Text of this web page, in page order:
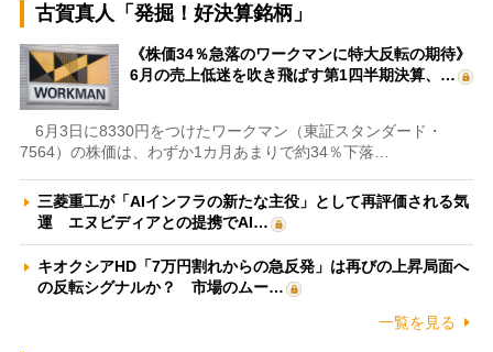
古賀真人「発掘！好決算銘柄」
《株価34％急落のワークマンに特大反転の期待》
6月の売上低迷を吹き飛ばす第1四半期決算、…
6月3日に8330円をつけたワークマン（東証スタンダード・
7564）の株価は、わずか1カ月あまりで約34％下落…
三菱重工が「AIインフラの新たな主役」として再評価される気
運 エヌビディアとの提携でAI…
キオクシアHD「7万円割れからの急反発」は再びの上昇局面へ
の反転シグナルか？ 市場のムー…
一覧を見る